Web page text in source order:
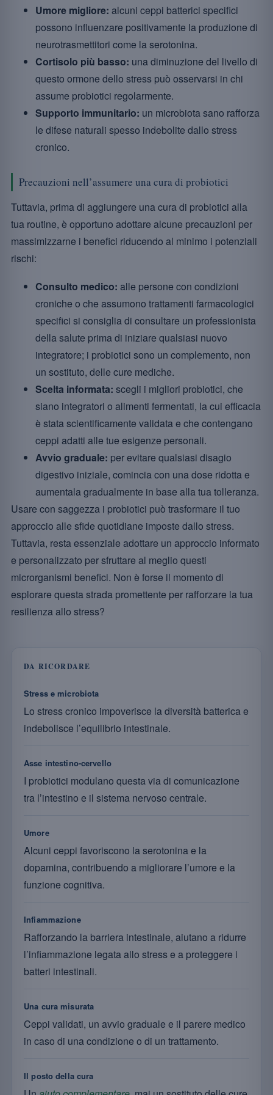
Umore migliore: alcuni ceppi batterici specifici
possono influenzare positivamente la produzione di
neurotrasmettitori come la serotonina.
Cortisolo più basso: una diminuzione del livello di
questo ormone dello stress può osservarsi in chi
assume probiotici regolarmente.
Supporto immunitario: un microbiota sano rafforza
le difese naturali spesso indebolite dallo stress
cronico.
Precauzioni nell’assumere una cura di probiotici
Tuttavia, prima di aggiungere una cura di probiotici alla
tua routine, è opportuno adottare alcune precauzioni per
massimizzarne i benefici riducendo al minimo i potenziali
rischi:
Consulto medico: alle persone con condizioni
croniche o che assumono trattamenti farmacologici
specifici si consiglia di consultare un professionista
della salute prima di iniziare qualsiasi nuovo
integratore; i probiotici sono un complemento, non
un sostituto, delle cure mediche.
Scelta informata: scegli i migliori probiotici, che
siano integratori o alimenti fermentati, la cui efficacia
è stata scientificamente validata e che contengano
ceppi adatti alle tue esigenze personali.
Avvio graduale: per evitare qualsiasi disagio
digestivo iniziale, comincia con una dose ridotta e
aumentala gradualmente in base alla tua tolleranza.
Usare con saggezza i probiotici può trasformare il tuo
approccio alle sfide quotidiane imposte dallo stress.
Tuttavia, resta essenziale adottare un approccio informato
e personalizzato per sfruttare al meglio questi
microrganismi benefici. Non è forse il momento di
esplorare questa strada promettente per rafforzare la tua
resilienza allo stress?
DA RICORDARE
Stress e microbiota
Lo stress cronico impoverisce la diversità batterica e
indebolisce l’equilibrio intestinale.
Asse intestino-cervello
I probiotici modulano questa via di comunicazione
tra l’intestino e il sistema nervoso centrale.
Umore
Alcuni ceppi favoriscono la serotonina e la
dopamina, contribuendo a migliorare l’umore e la
funzione cognitiva.
Infiammazione
Rafforzando la barriera intestinale, aiutano a ridurre
l’infiammazione legata allo stress e a proteggere i
batteri intestinali.
Una cura misurata
Ceppi validati, un avvio graduale e il parere medico
in caso di una condizione o di un trattamento.
Il posto della cura